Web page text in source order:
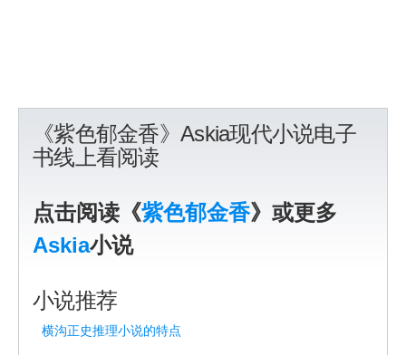
《紫色郁金香》Askia现代小说电子
书线上看阅读
点击阅读《紫色郁金香》或更多
Askia小说
小说推荐
横沟正史推理小说的特点